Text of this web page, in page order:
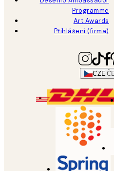
Programme
Art Awards
Přihlášení (firma)
CZE